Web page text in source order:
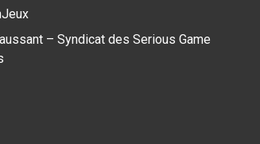
– Syndicat des Serious Game